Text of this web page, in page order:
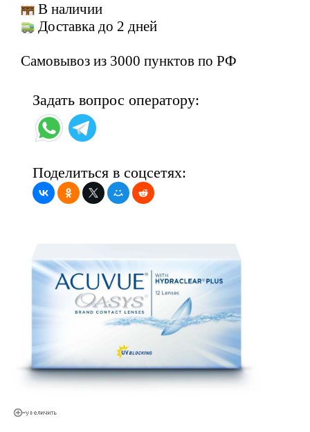
В наличии
Доставка до 2 дней
Самовывоз из 3000 пунктов по РФ
Задать вопрос оператору:
Поделиться в соцсетях: